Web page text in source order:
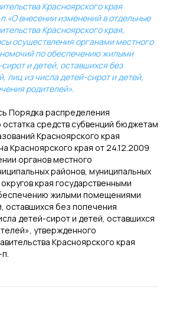
Красноярского края
«О внесении изменений в отдельные
Красноярского края,
осуществления органами местного
по обеспечению жилыми
и детей, оставшихся без
лиц из числа детей-сирот и детей,
родителей».
Порядка распределения
средств субвенций бюджетам
Красноярского края
Красноярского края от 24.12.2009
органов местного
районов, муниципальных
края государственными
жилыми помещениями
оставшихся без попечения
детей-сирот и детей, оставшихся
утвержденного
Красноярского края